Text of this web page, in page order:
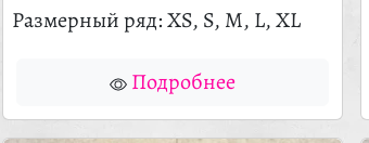
Размерный ряд: XS, S, M, L, XL
Подробнее